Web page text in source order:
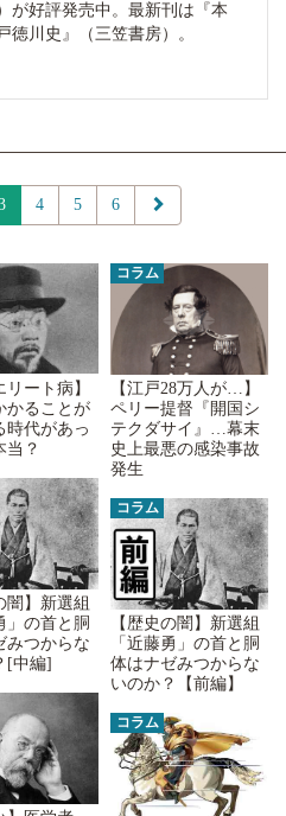
が好評発売中。最新刊は『本
徳川史』（三笠書房）。
4 5 6
リート病】
かることが
時代があっ
当？
コラム
【江戸28万人が…】
ペリー提督『開国シ
テクダサイ』…幕末
史上最悪の感染事故
発生
闇】新選組
」の首と胴
みつからな
[中編]
コラム
【歴史の闇】新選組
「近藤勇」の首と胴
体はナゼみつからな
いのか？【前編】
コラム